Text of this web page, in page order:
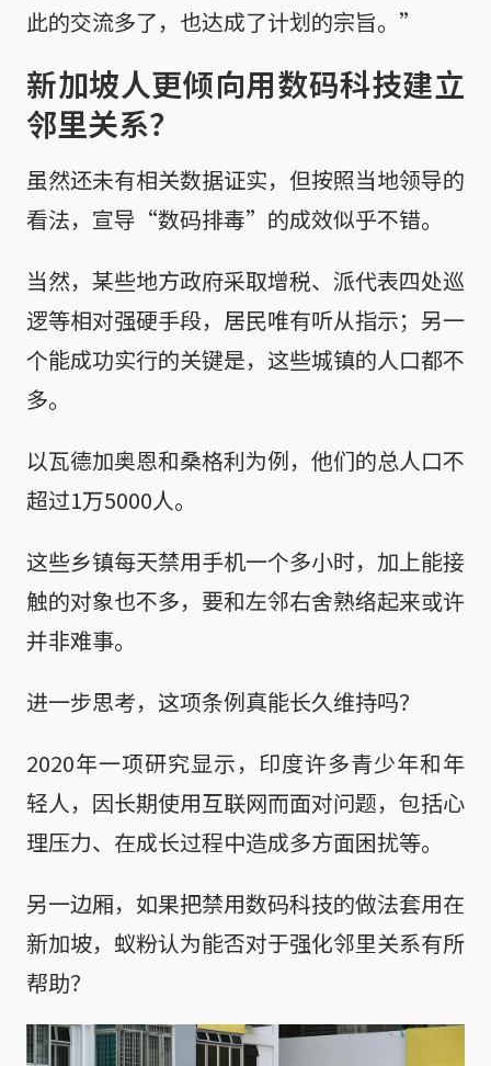
此的交流多了，也达成了计划的宗旨。”
新加坡人更倾向用数码科技建立
邻里关系？
虽然还未有相关数据证实，但按照当地领导的
看法，宣导“数码排毒”的成效似乎不错。
当然，某些地方政府采取增税、派代表四处巡
逻等相对强硬手段，居民唯有听从指示；另一
个能成功实行的关键是，这些城镇的人口都不
多。
以瓦德加奥恩和桑格利为例，他们的总人口不
超过1万5000人。
这些乡镇每天禁用手机一个多小时，加上能接
触的对象也不多，要和左邻右舍熟络起来或许
并非难事。
进一步思考，这项条例真能长久维持吗？
2020年一项研究显示，印度许多青少年和年
轻人，因长期使用互联网而面对问题，包括心
理压力、在成长过程中造成多方面困扰等。
另一边厢，如果把禁用数码科技的做法套用在
新加坡，蚁粉认为能否对于强化邻里关系有所
帮助？